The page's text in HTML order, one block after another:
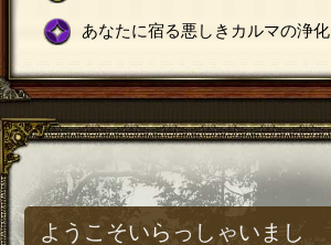
あなたに宿る悪しきカルマの浄化
ようこそいらっしゃいまし